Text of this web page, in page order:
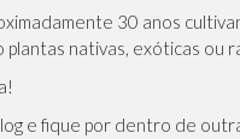
30 anos
plantas nativas, exóticas ou
e fique por dentro de